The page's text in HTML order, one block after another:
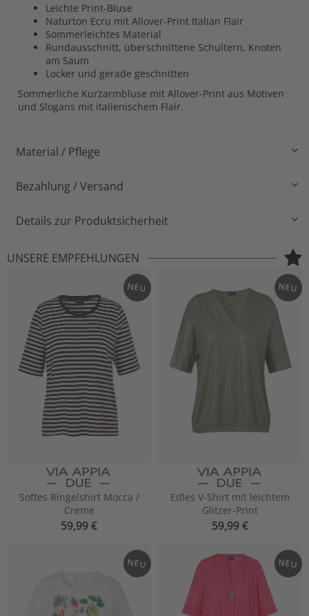
Leichte Print-Bluse
Naturton Ecru mit Allover-Print Italian Flair
Sommerleichtes Material
Rundausschnitt, überschnittene Schultern, Knoten
am Saum
Locker und gerade geschnitten
Sommerliche Kurzarmbluse mit Allover-Print aus Motiven
und Slogans mit italienischem Flair.
Material / Pflege
Bezahlung / Versand
Details zur Produktsicherheit
UNSERE EMPFEHLUNGEN
NEU
Softes Ringelshirt Mocca /
Creme
59,99 €
NEU
Edles V-Shirt mit leichtem
Glitzer-Print
59,99 €
NEU NEU